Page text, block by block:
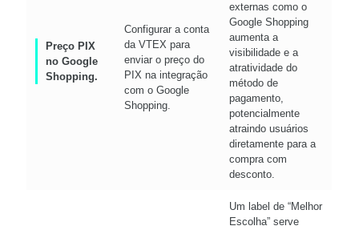
Preço PIX
no Google
Shopping.
Configurar a conta
da VTEX para
enviar o preço do
PIX na integração
com o Google
Shopping.
externas como o
Google Shopping
aumenta a
visibilidade e a
atratividade do
método de
pagamento,
potencialmente
atraindo usuários
diretamente para a
compra com
desconto.
Um label de “Melhor
Escolha” serve